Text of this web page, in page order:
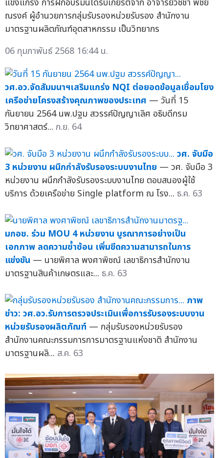
ณรงค์ ผู้อำนวยการกลุ่มรับรองหน่วยรับรอง สำนักงาน
มาตรฐานผลิตภัณฑ์อุตสาหกรรม เป็นวิทยากร
06 กุมภาพันธ์ 2568 16:44 น.
วศ.อว.จัดสัมมนาฯเสริมแกร่ง NQI ต่อยอดข้อมูลเชื่อมโยง
เครือข่ายโครงสร้างคุณภาพของประเทศ — วันที่ 15
กันยายน 2564 นพ.ปฐม สวรรค์ปัญญาเลิศ อธิบดีกรม
วิทยาศาสตร์... ก.ย. 64
วศ. จับมือ
3 หน่วยงาน ผนึกกำลังรับรองระบบงานไทย — วศ. จับมือ 3
หน่วยงาน ผนึกกำลังรับรองระบบงานไทย ตอบสนองผู้ใช้
บริการ ด้วยเครือข่าย Single platform ณ โรง... ธ.ค. 63
มกอช. ร่วม MOU 4 หน่วยงาน บูรณาการอย่างเป็น
เอกภาพ ลดความซ้ำซ้อน เพิ่มขีดความสามารถในการ
แข่งขัน — นายพิศาล พงศาพิชณ์ เลขาธิการสำนักงาน
มาตรฐานสินค้าเกษตรและ... ธ.ค. 63
ภาพ
ข่าว: วศ.อว.รับการตรวจประเมินเพื่อการรับรองระบบงาน
หน่วยรับรองผลิตภัณฑ์ — กลุ่มรับรองหน่วยรับรอง
สำนักงานคณะกรรมการการมาตรฐานแห่งชาติ สำนักงาน
มาตรฐานผลิ... ส.ค. 63